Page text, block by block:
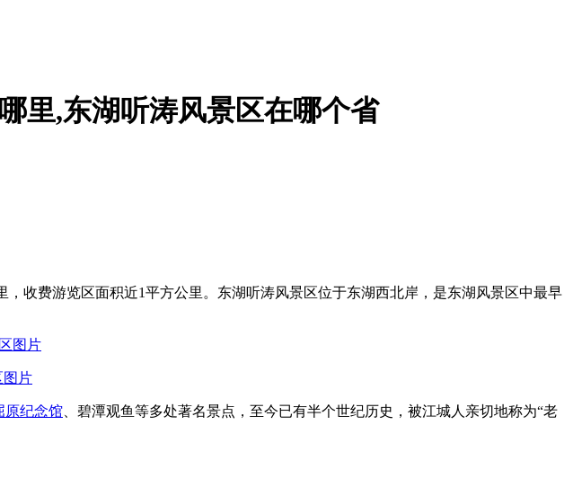
里,东湖听涛风景区在哪个省
，收费游览区面积近1平方公里。东湖听涛风景区位于东湖西北岸，是东湖风景区中最早
图片
原纪念馆 、碧潭观鱼等多处著名景点，至今已有半个世纪历史，被江城人亲切地称为“老